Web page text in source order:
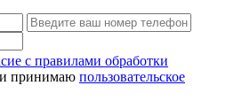
с правилами обработки
принимаю пользовательское